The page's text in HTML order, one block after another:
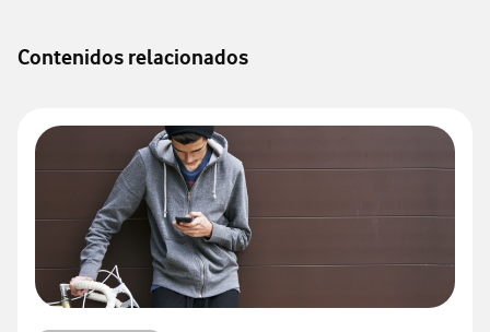
Contenidos relacionados